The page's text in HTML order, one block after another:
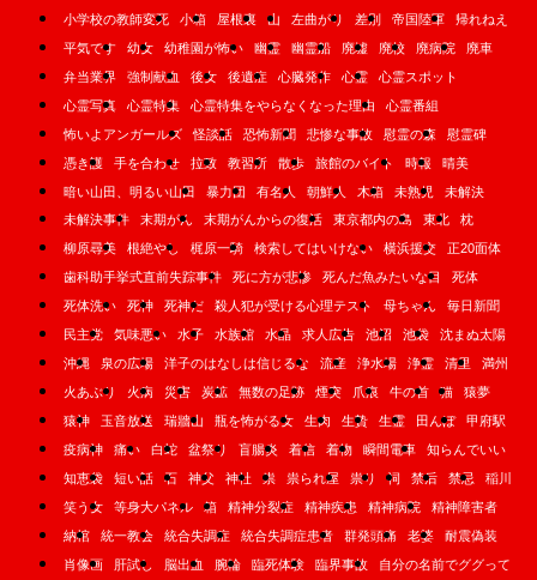
小学校の教師変死
小箱 屋根裏 山 左曲がり 差別 帝国陸軍
帰れねえ
平気です
幼女 幼稚園が怖い 幽霊 幽霊船 廃墟 廃校 廃病院
廃車
弁当業界
強制献血 後女 後遺症 心臓発作 心霊
心霊スポット
心霊写真
心霊特集 心霊特集をやらなくなった理由
心霊番組
怖いよアンガールズ
怪談話 恐怖新聞 悲惨な事故 慰霊の森
慰霊碑
憑き護
手を合わせ 拉致 教習所 散歩 旅館のバイト 時報
晴美
暗い山田、明るい山田
暴力団 有名人 朝鮮人 木箱 未熟児
未解決
未解決事件
末期がん 末期がんからの復活 東京都内の島 東北
枕
柳原尋美
根絶やし 梶原一騎 検索してはいけない 横浜援交
正20面体
歯科助手挙式直前失踪事件
死に方が悲惨 死んだ魚みたいな目
死体
死体洗い
死神 死神だ 殺人犯が受ける心理テスト 母ちゃん
毎日新聞
民主党
気味悪い 水子 水族館 水晶 求人広告 池沼 池袋
沈まぬ太陽
沖縄
泉の広場 洋子のはなしは信じるな 流産 浄水場 浄霊 清里
満州
火あぶり
火病 災害 炭鉱 無数の足跡 煙突 爪痕 牛の首 猫
猿夢
猿神
玉音放送 瑞牆山 瓶を怖がる女 生肉 生贄 生霊 田んぼ
甲府駅
疫病神
痛い 白蛇 盆祭り 盲腸炎 着信 着物 瞬間電車
知らんでいい
知恵袋
短い話 石 神父 神社 祟 祟られ屋 祟り 祠 禁后 禁忌
稲川
笑う女
等身大パネル 箱 精神分裂症 精神疾患 精神病院
精神障害者
納棺
統一教会 統合失調症 統合失調症患者 群発頭痛 老婆
耐震偽装
肖像画
肝試し 脳出血 腕輪 臨死体験 臨界事故 自分の名前でググって